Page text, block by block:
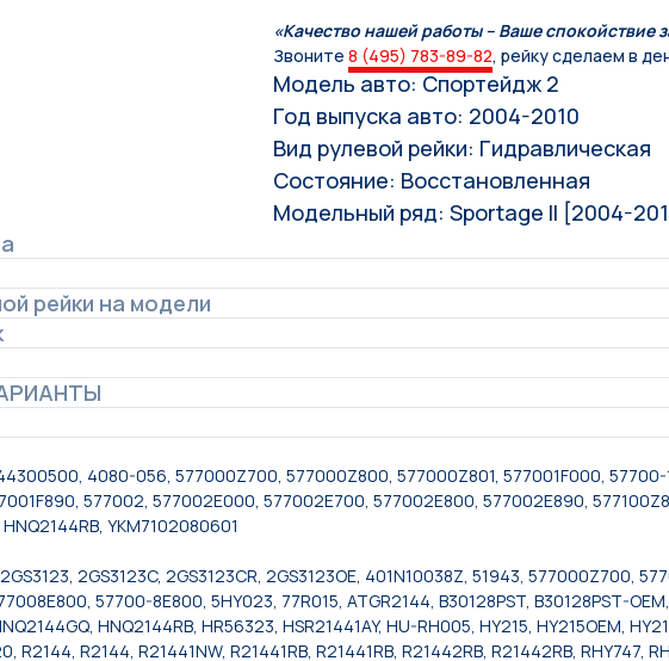
«Качество нашей работы – Ваше спокойствие
Звоните 8 (495) 783-89-82, рейку сделаем в
Модель авто: Спортейдж 2
Год выпуска авто: 2004-2010
Вид рулевой рейки: Гидравлическая
Состояние: Восстановленная
Модельный ряд: Sportage II [2004-
рейки на модели
4080-056, 577000Z700, 577000Z800, 577000Z801, 577001F000, 57700-
577002, 577002E000, 577002E700, 577002E800, 577002E890,
YKM7102080601
2GS3123C, 2GS3123CR, 2GS3123OE, 401N10038Z, 51943, 577000Z700,
57700-8E800, 5HY023, 77R015, ATGR2144, B30128PST, B30128PST-
HNQ2144RB, HR56323, HSR21441AY, HU-RH005, HY215, HY215OEM,
R2144, R2144, R21441NW, R21441RB, R21441RB, R21442RB, R21442RB,